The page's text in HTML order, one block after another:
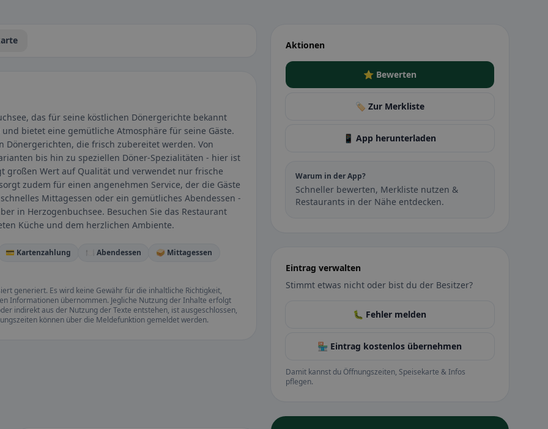
das für seine köstlichen Dönergerichte bekannt
bietet eine gemütliche Atmosphäre für seine Gäste.
Dönergerichten, die frisch zubereitet werden. Von
bis hin zu speziellen Döner-Spezialitäten - hier ist
großen Wert auf Qualität und verwendet nur frische
zudem für einen angenehmen Service, der die Gäste
Mittagessen oder ein gemütliches Abendessen -
in Herzogenbuchsee. Besuchen Sie das Restaurant
Küche und dem herzlichen Ambiente.
💳 Kartenzahlung 🍽️ Abendessen
🥪 Mittagessen
generiert. Es wird keine Gewähr für die inhaltliche Richtigkeit,
Informationen übernommen. Jegliche Nutzung der Inhalte erfolgt
indirekt aus der Nutzung der Texte entstehen, ist ausgeschlossen,
können über die Meldefunktion gemeldet werden.
Aktionen
⭐ Bewerten
🏷️ Zur Merkliste
📱 App herunterladen
Warum in der App?
Schneller bewerten, Merkliste nutzen &
Restaurants in der Nähe entdecken.
Eintrag verwalten
Stimmt etwas nicht oder bist du der Besitzer?
🐛 Fehler melden
🏪 Eintrag kostenlos übernehmen
Damit kannst du Öffnungszeiten, Speisekarte & Infos
pflegen.